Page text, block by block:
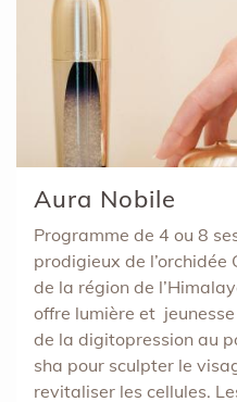
Aura Nobile
Programme de 4 ou 8 sessions Grâce
prodigieux de l’orchidée
de la région de
offre lumière et
de la digitopression au
sha pour sculpter le
revitaliser les cellules.